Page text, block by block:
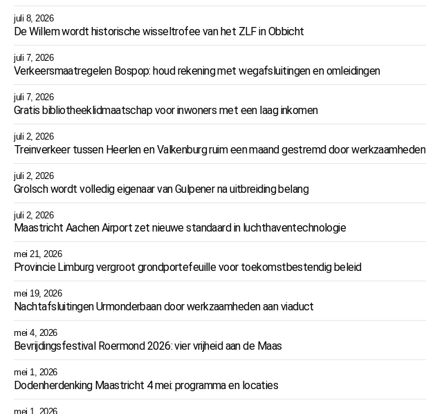
juli 8, 2026
De Willem wordt historische wisseltrofee van het ZLF in Obbicht
juli 7, 2026
Verkeersmaatregelen Bospop: houd rekening met wegafsluitingen en omleidingen
juli 7, 2026
Gratis bibliotheeklidmaatschap voor inwoners met een laag inkomen
juli 2, 2026
Treinverkeer tussen Heerlen en Valkenburg ruim een maand gestremd door werkzaamheden
juli 2, 2026
Grolsch wordt volledig eigenaar van Gulpener na uitbreiding belang
juli 2, 2026
Maastricht Aachen Airport zet nieuwe standaard in luchthaventechnologie
mei 21, 2026
Provincie Limburg vergroot grondportefeuille voor toekomstbestendig beleid
mei 19, 2026
Nachtafsluitingen Urmonderbaan door werkzaamheden aan viaduct
mei 4, 2026
Bevrijdingsfestival Roermond 2026: vier vrijheid aan de Maas
mei 1, 2026
Dodenherdenking Maastricht 4 mei: programma en locaties
mei 1, 2026